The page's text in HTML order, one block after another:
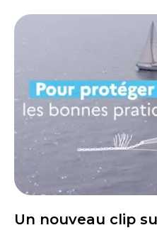
Un nouveau clip